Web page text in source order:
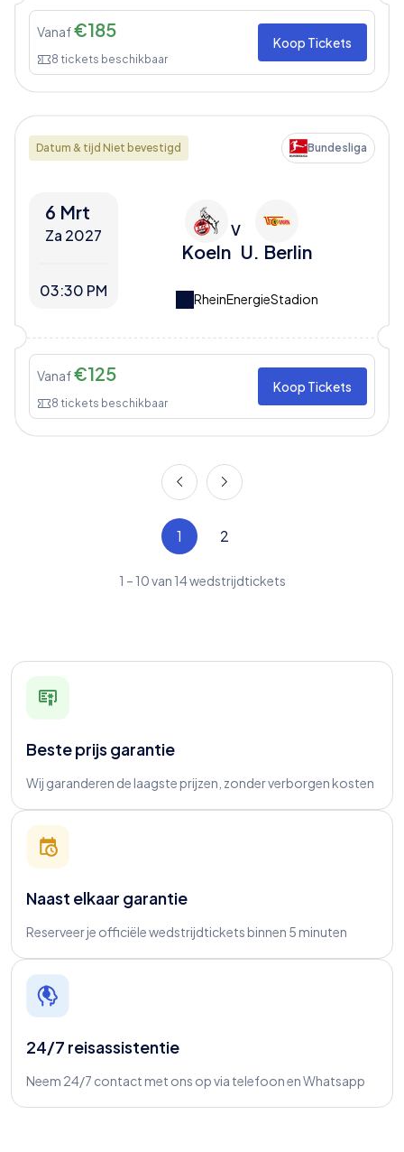
Vanaf€185
8 tickets beschikbaar
Koop Tickets
Datum & tijd Niet bevestigd Bundesliga
6 Mrt
Za 2027
03:30 PM
Koeln
V
U. Berlin
RheinEnergieStadion
Vanaf€125
8 tickets beschikbaar
Koop Tickets
1 2
1 – 10van 14wedstrijdtickets
Beste prijs garantie
Wij garanderen de laagste prijzen, zonder verborgen kosten
Naast elkaar garantie
Reserveer je officiële wedstrijdtickets binnen 5 minuten
24/7 reisassistentie
Neem 24/7 contact met ons op via telefoon en Whatsapp